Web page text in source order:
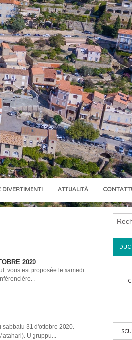
DIVERTIMENTI ATTUALITÀ
2020
vous est proposée le samedi
sabbatu 31 d'ottobre 2020.
U gruppu...